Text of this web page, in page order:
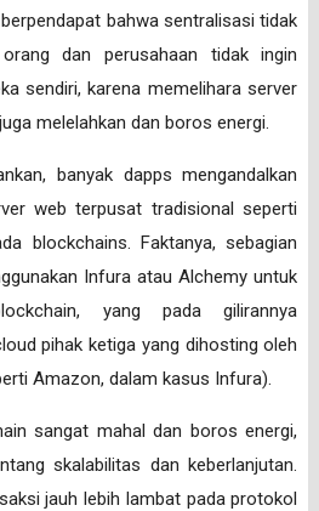
bahwa sentralisasi tidak
dan perusahaan tidak ingin
sendiri, karena memelihara server
melelahkan dan boros energi.
banyak dapps mengandalkan
web terpusat tradisional seperti
blockchains. Faktanya, sebagian
Infura atau Alchemy untuk
yang pada gilirannya
pihak ketiga yang dihosting oleh
Amazon, dalam kasus Infura).
sangat mahal dan boros energi,
skalabilitas dan keberlanjutan.
jauh lebih lambat pada protokol